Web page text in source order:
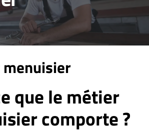
que le métier
comporte ?